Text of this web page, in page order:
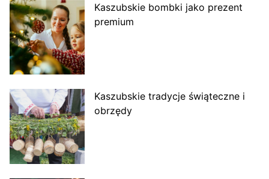
Kaszubskie bombki jako prezent
premium
Kaszubskie tradycje świąteczne i
obrzędy